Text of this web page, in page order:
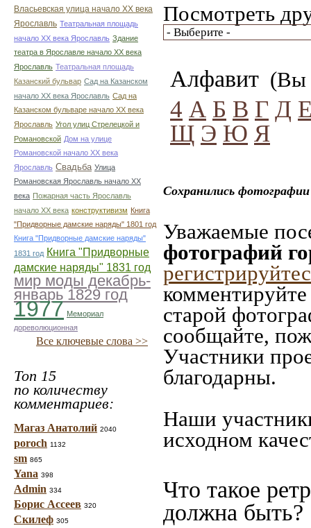
Власьевская улица начало ХХ века
Ярославль Театральная площадь
начало ХХ века Ярославль Здание
театра в Ярославле начало ХХ века
Ярославль Театральная площадь
Казанский бульвар Сад на Казанском
начало ХХ века Ярославль Сад на
Казанском бульваре начало ХХ века
Ярославль Угол улиц Стрелецкой и
Романовской Дом на улице
Романовской начало ХХ века
Ярославль Свадьба Улица
Романовская Ярославль начало ХХ
века Пожарная часть Ярославль
начало ХХ века конструктивизм Книга
"Придворные дамские наряды" 1801 год
Книга "Придворные дамские наряды"
1831 год Книга "Придворные
дамские наряды" 1831 год
мир моды декабрь-
январь 1829 год
1977 Мемориал
дореволюционная
Все ключевые слова >>
Топ 15
по количеству
комментариев:
Магаз Анатолий 2040
poroch 1132
sm 865
Yana 398
Admin 334
Борис Ассеев 320
Скилеф 305
Посмотреть
Алфавит (Вы
4 А Б В Г Д
Щ Э Ю Я
Сохранились
Уважаемые
фотографий
старой
сообщайте,
Участники
благодарны.
Наши
исходном
Что такое
должна быть?